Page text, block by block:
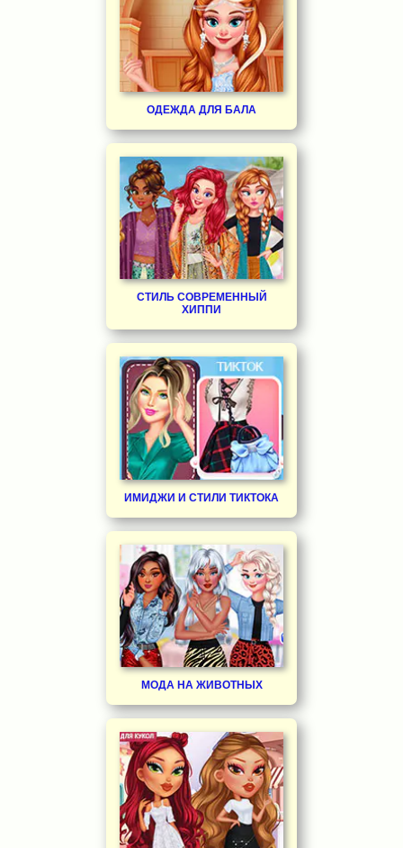
ОДЕЖДА ДЛЯ БАЛА
СТИЛЬ СОВРЕМЕННЫЙ
ХИППИ
ИМИДЖИ И СТИЛИ ТИКТОКА
МОДА НА ЖИВОТНЫХ